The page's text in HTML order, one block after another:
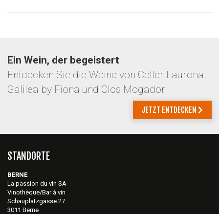
Ein Wein, der begeistert
Entdecken Sie die Weine von Celler Laurona,
Galilea by Fiona und Clos Mogador
JETZT ENTDECKEN
STANDORTE
BERNE
La passion du vin SA
Vinothèque/Bar à vin
Schauplatzgasse 27
3011 Berne